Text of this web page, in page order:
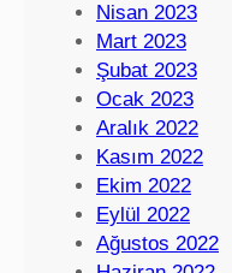
Nisan 2023
Mart 2023
Şubat 2023
Ocak 2023
Aralık 2022
Kasım 2022
Ekim 2022
Eylül 2022
Ağustos 2022